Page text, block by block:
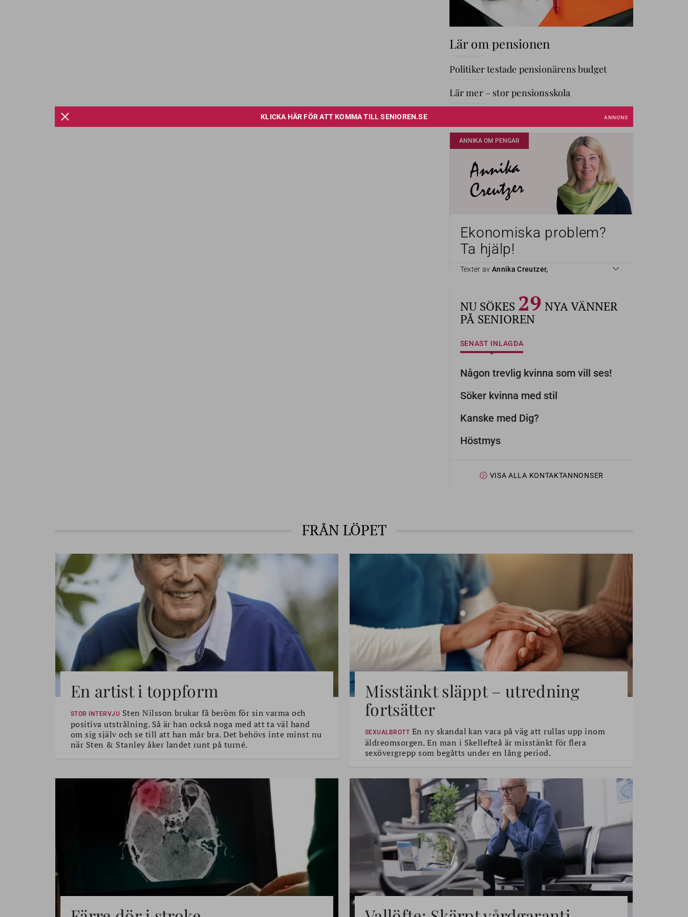
Lär om pensionen
Politiker testade pensionärens budget
Lär mer – stor pensionsskola
ANNIKA OM PENGAR
Annika
Creutzer
Ekonomiska problem?
Ta hjälp!
Texter av Annika Creutzer,
NU SÖKES 29 NYA VÄNNER
PÅ SENIOREN
SENAST INLAGDA
Någon trevlig kvinna som vill ses!
Söker kvinna med stil
Kanske med Dig?
Höstmys
VISA ALLA KONTAKTANNONSER
FRÅN LÖPET
En artist i toppform
STOR INTERVJU Sten Nilsson brukar få beröm för sin varma och
positiva utstrålning. Så är han också noga med att ta väl hand
om sig själv och se till att han mår bra. Det behövs inte minst nu
när Sten & Stanley åker landet runt på turné.
Misstänkt släppt – utredning
fortsätter
SEXUALBROTT En ny skandal kan vara på väg att rullas upp inom
äldreomsorgen. En man i Skellefteå är misstänkt för flera
sexövergrepp som begåtts under en lång period.